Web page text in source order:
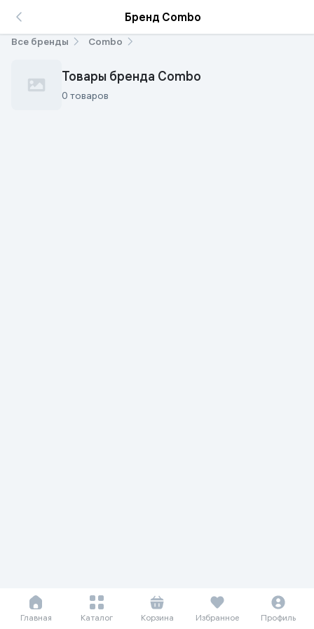
Бренд Combo
Все бренды Combo
Товары бренда Combo
0 товаров
Главная Каталог Корзина Избранное Профиль